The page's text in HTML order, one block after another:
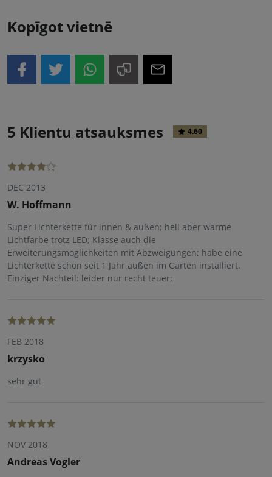
Kopīgot vietnē
5 Klientu atsauksmes 4.60
DEC 2013
W. Hoffmann
Super Lichterkette für innen & außen; hell aber warme
Lichtfarbe trotz LED; Klasse auch die
Erweiterungsmöglichkeiten mit Abzweigungen; habe eine
Lichterkette schon seit 1 Jahr außen im Garten installiert.
Einziger Nachteil: leider nur recht teuer;
FEB 2018
krzysko
sehr gut
NOV 2018
Andreas Vogler